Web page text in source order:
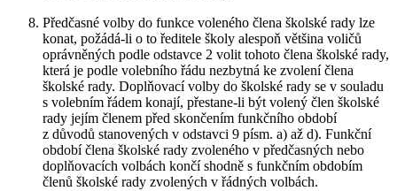
Předčasné volby do funkce voleného člena školské rady lze
konat, požádá-li o to ředitele školy alespoň většina voličů
oprávněných podle odstavce 2 volit tohoto člena školské rady,
která je podle volebního řádu nezbytná ke zvolení člena
školské rady. Doplňovací volby do školské rady se v souladu
s volebním řádem konají, přestane-li být volený člen školské
rady jejím členem před skončením funkčního období
z důvodů stanovených v odstavci 9 písm. a) až d). Funkční
období člena školské rady zvoleného v předčasných nebo
doplňovacích volbách končí shodně s funkčním obdobím
členů školské rady zvolených v řádných volbách.